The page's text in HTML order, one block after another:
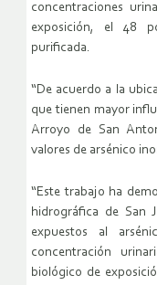
concentraciones
exposición, el 48
purificada.
“De acuerdo a la
que tienen mayor
Arroyo de San
valores de arsénico
“Este trabajo ha
hidrográfica de San
expuestos al
concentración
biológico de